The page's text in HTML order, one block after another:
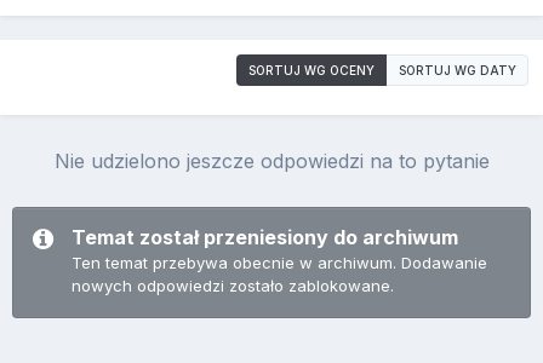
SORTUJ WG OCENY SORTUJ WG DATY
Nie udzielono jeszcze odpowiedzi na to pytanie
Temat został przeniesiony do archiwum
Ten temat przebywa obecnie w archiwum. Dodawanie
nowych odpowiedzi zostało zablokowane.